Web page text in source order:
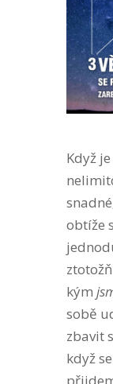
Když
obtíže
kým
sobě
zbavit
když